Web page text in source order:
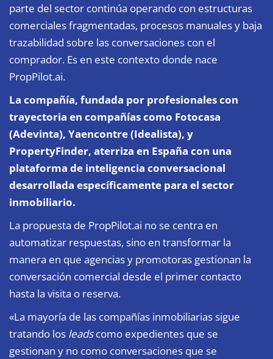
parte del sector continúa operando con estructuras
comerciales fragmentadas, procesos manuales y baja
trazabilidad sobre las conversaciones con el
comprador. Es en este contexto donde nace
PropPilot.ai.
La compañía, fundada por profesionales con
trayectoria en compañías como Fotocasa
(Adevinta), Yaencontre (Idealista), y
PropertyFinder, aterriza en España con una
plataforma de inteligencia conversacional
desarrollada específicamente para el sector
inmobiliario.
La propuesta de PropPilot.ai no se centra en
automatizar respuestas, sino en transformar la
manera en que agencias y promotoras gestionan la
conversación comercial desde el primer contacto
hasta la visita o reserva.
«La mayoría de las compañías inmobiliarias sigue
tratando los leadscomo expedientes que se
gestionan y no como conversaciones que se